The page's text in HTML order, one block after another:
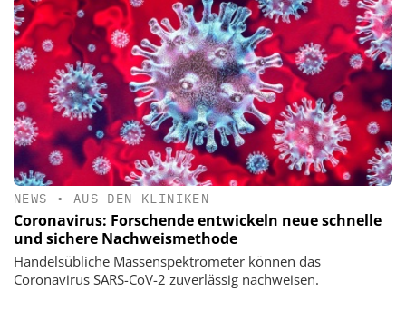
NEWS • AUS DEN KLINIKEN
Coronavirus: Forschende entwickeln neue schnelle
und sichere Nachweismethode
Handelsübliche Massenspektrometer können das
Coronavirus SARS-CoV-2 zuverlässig nachweisen.